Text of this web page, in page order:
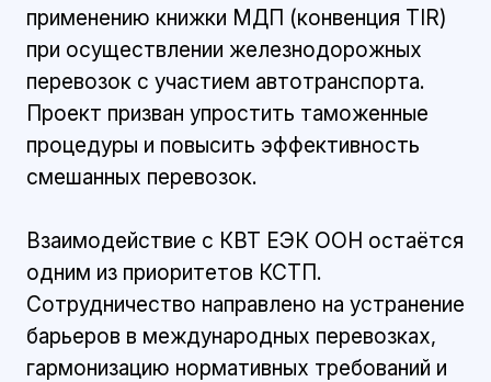
применению книжки МДП (конвенция TIR)
при осуществлении железнодорожных
перевозок с участием автотранспорта.
Проект призван упростить таможенные
процедуры и повысить эффективность
смешанных перевозок.
Взаимодействие с КВТ ЕЭК ООН остаётся
одним из приоритетов КСТП.
Сотрудничество направлено на устранение
барьеров в международных перевозках,
гармонизацию нормативных требований и